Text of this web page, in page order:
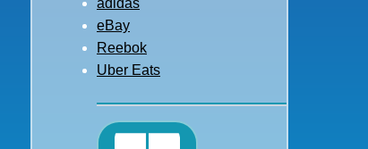
eBay
Reebok
Uber Eats